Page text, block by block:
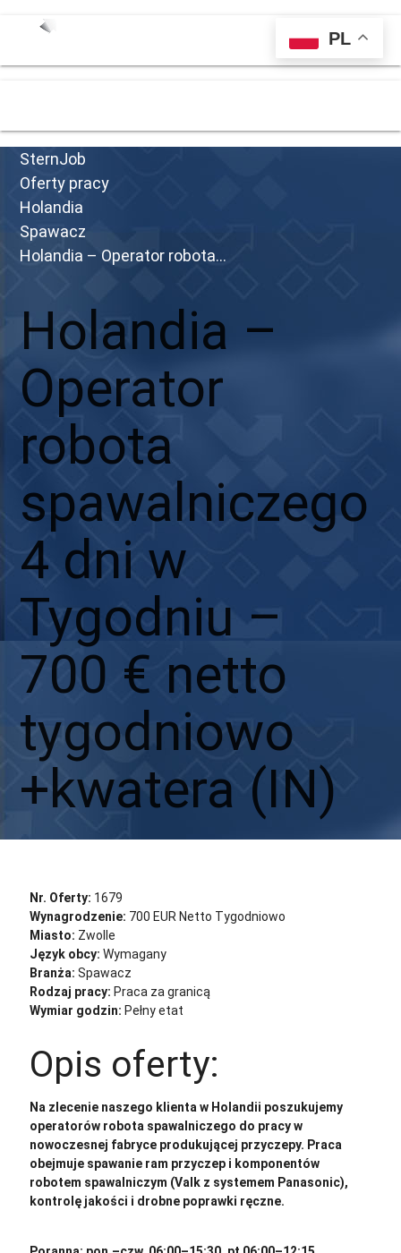
menu
SternJob
Oferty pracy
Holandia
Spawacz
Holandia – Operator robota...
Holandia –
Operator
robota
spawalniczego
4 dni w
Tygodniu –
700 € netto
tygodniowo
+kwatera (IN)
Nr. Oferty: 1679
Wynagrodzenie: 700 EUR Netto Tygodniowo
Miasto: Zwolle
Język obcy: Wymagany
Branża: Spawacz
Rodzaj pracy: Praca za granicą
Wymiar godzin: Pełny etat
Opis oferty:
Na zlecenie naszego klienta w Holandii poszukujemy
operatorów robota spawalniczego do pracy w
nowoczesnej fabryce produkującej przyczepy. Praca
obejmuje spawanie ram przyczep i komponentów
robotem spawalniczym (Valk z systemem Panasonic),
kontrolę jakości i drobne poprawki ręczne.
PL